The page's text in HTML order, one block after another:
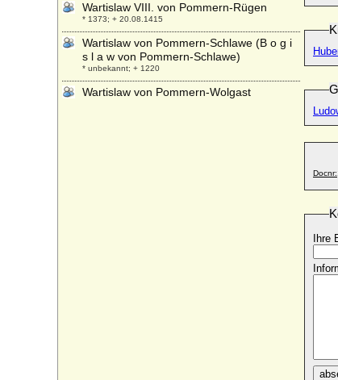
Docnr:
Ihre
Wartislaw VIII. von Pommern-Rügen
* 1373; + 20.08.1415
Wartislaw von Pommern-Schlawe (B o g i
s l a w von Pommern-Schlawe)
* unbekannt; + 1220
Wartislaw von Pommern-Wolgast